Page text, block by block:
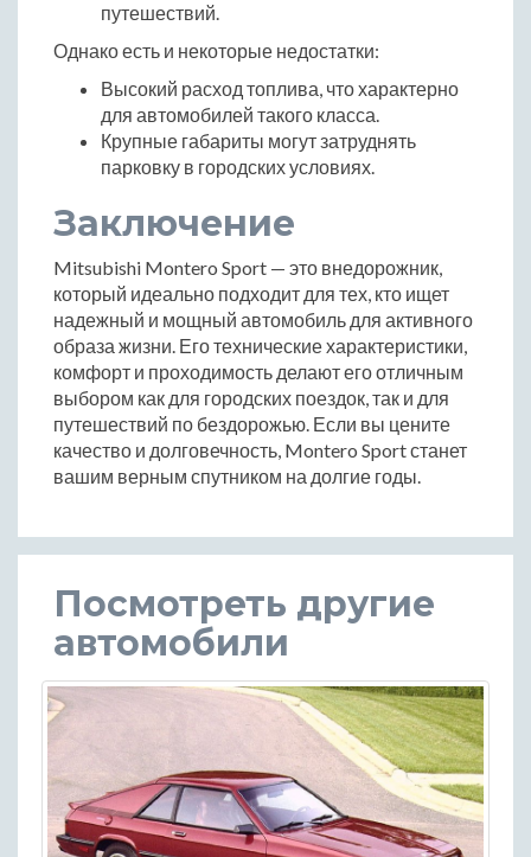
путешествий.
Однако есть и некоторые недостатки:
Высокий расход топлива, что характерно
для автомобилей такого класса.
Крупные габариты могут затруднять
парковку в городских условиях.
Заключение
Mitsubishi Montero Sport — это внедорожник,
который идеально подходит для тех, кто ищет
надежный и мощный автомобиль для активного
образа жизни. Его технические характеристики,
комфорт и проходимость делают его отличным
выбором как для городских поездок, так и для
путешествий по бездорожью. Если вы цените
качество и долговечность, Montero Sport станет
вашим верным спутником на долгие годы.
Посмотреть другие
автомобили